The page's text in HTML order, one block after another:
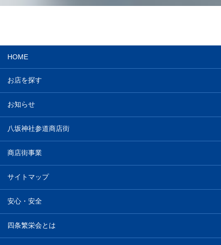
HOME
お店を探す
お知らせ
八坂神社参道商店街
商店街事業
サイトマップ
安心・安全
四条繁栄会とは